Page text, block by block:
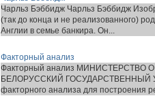
Чарльз Бэббидж Чарльз Бэббидж
(так до конца и не реализованного)
Англии в семье банкира. Он...
Факторный анализ
Факторный анализ
БЕЛОРУССКИЙ ГОСУДАРСТВЕННЫЙ
факторного анализа для построения